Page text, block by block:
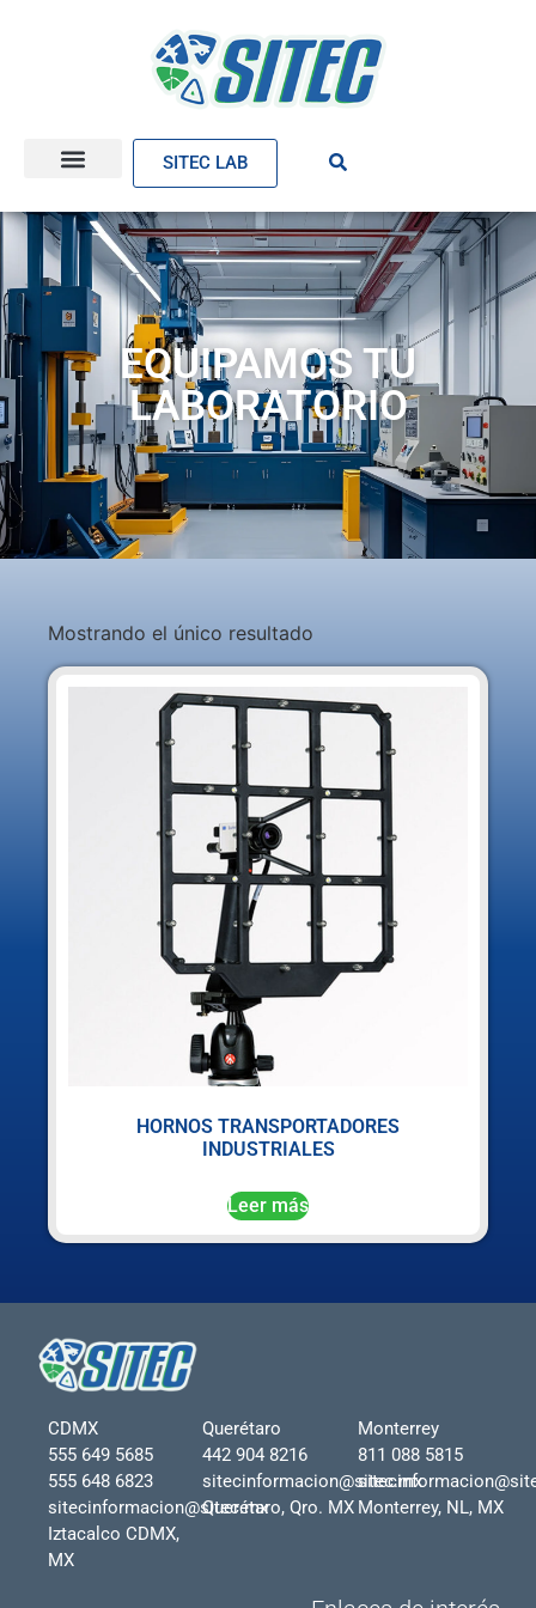
SITEC LAB
EQUIPAMOS TU
LABORATORIO
Mostrando el único resultado
HORNOS TRANSPORTADORES
INDUSTRIALES
Leer más
CDMX
555 649 5685
555 648 6823
sitecinformacion@sitec.mx
Iztacalco CDMX,
MX
Querétaro
442 904 8216
sitecinformacion@sitec.mx
Querétaro, Qro. MX
Monterrey
811 088 5815
Monterrey, NL, MX